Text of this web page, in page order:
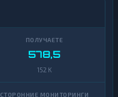
578,5
152 K